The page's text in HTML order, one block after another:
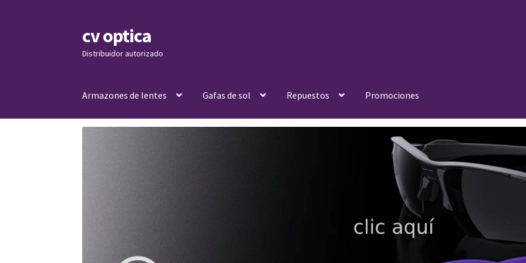
Skip
to
navigation
Skip
to
content
cv optica
Distribuidor autorizado
Armazones de lentes Gafas de sol Repuestos Promociones